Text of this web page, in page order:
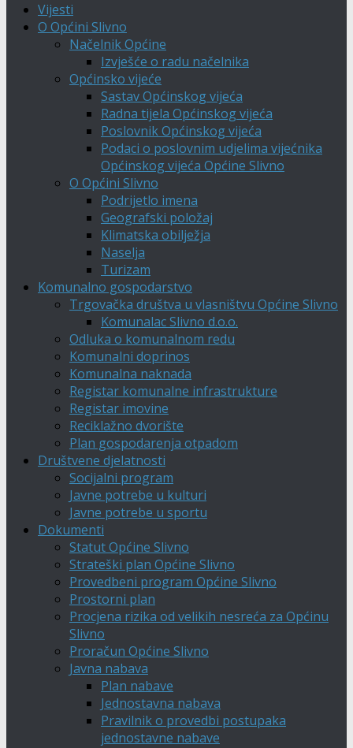
Vijesti
O Općini Slivno
Načelnik Općine
Izvješće o radu načelnika
Općinsko vijeće
Sastav Općinskog vijeća
Radna tijela Općinskog vijeća
Poslovnik Općinskog vijeća
Podaci o poslovnim udjelima vijećnika
Općinskog vijeća Općine Slivno
O Općini Slivno
Podrijetlo imena
Geografski položaj
Klimatska obilježja
Naselja
Turizam
Komunalno gospodarstvo
Trgovačka društva u vlasništvu Općine Slivno
Komunalac Slivno d.o.o.
Odluka o komunalnom redu
Komunalni doprinos
Komunalna naknada
Registar komunalne infrastrukture
Registar imovine
Reciklažno dvorište
Plan gospodarenja otpadom
Društvene djelatnosti
Socijalni program
Javne potrebe u kulturi
Javne potrebe u sportu
Dokumenti
Statut Općine Slivno
Strateški plan Općine Slivno
Provedbeni program Općine Slivno
Prostorni plan
Procjena rizika od velikih nesreća za Općinu
Slivno
Proračun Općine Slivno
Javna nabava
Plan nabave
Jednostavna nabava
Pravilnik o provedbi postupaka
jednostavne nabave